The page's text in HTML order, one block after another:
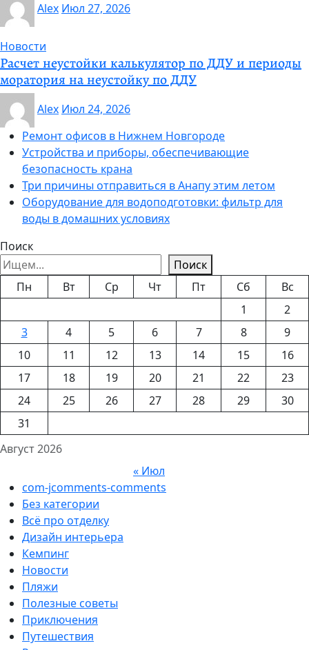
Alex Июл 27, 2026
Новости
Расчет неустойки калькулятор по ДДУ и периоды
моратория на неустойку по ДДУ
Alex Июл 24, 2026
Ремонт офисов в Нижнем Новгороде
Устройства и приборы, обеспечивающие
безопасность крана
Три причины отправиться в Анапу этим летом
Оборудование для водоподготовки: фильтр для
воды в домашних условиях
Поиск
Поиск
Август 2026
Пн Вт Ср Чт Пт Сб
Вс
1
2
3
4 5 6 7 8
9
10
11 12 13 14 15
16
17
18 19 20 21 22
23
24
25 26 27 28 29
30
31
« Июл
com-jcomments-comments
Без категории
Всё про отделку
Дизайн интерьера
Кемпинг
Новости
Пляжи
Полезные советы
Приключения
Путешествия